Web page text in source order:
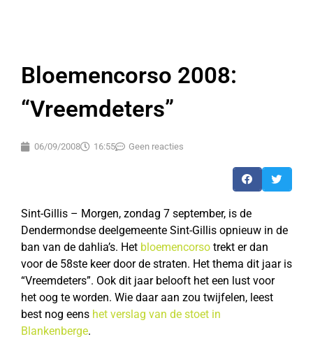
Bloemencorso 2008:
“Vreemdeters”
06/09/2008 16:55 Geen reacties
Sint-Gillis – Morgen, zondag 7 september, is de
Dendermondse deelgemeente Sint-Gillis opnieuw in de
ban van de dahlia’s. Het bloemencorso trekt er dan
voor de 58ste keer door de straten. Het thema dit jaar is
“Vreemdeters”. Ook dit jaar belooft het een lust voor
het oog te worden. Wie daar aan zou twijfelen, leest
best nog eens het verslag van de stoet in
Blankenberge.